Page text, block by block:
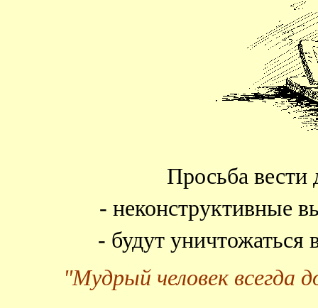
Просьба вести
- неконструктивные
- будут
"Мудрый человек всегда